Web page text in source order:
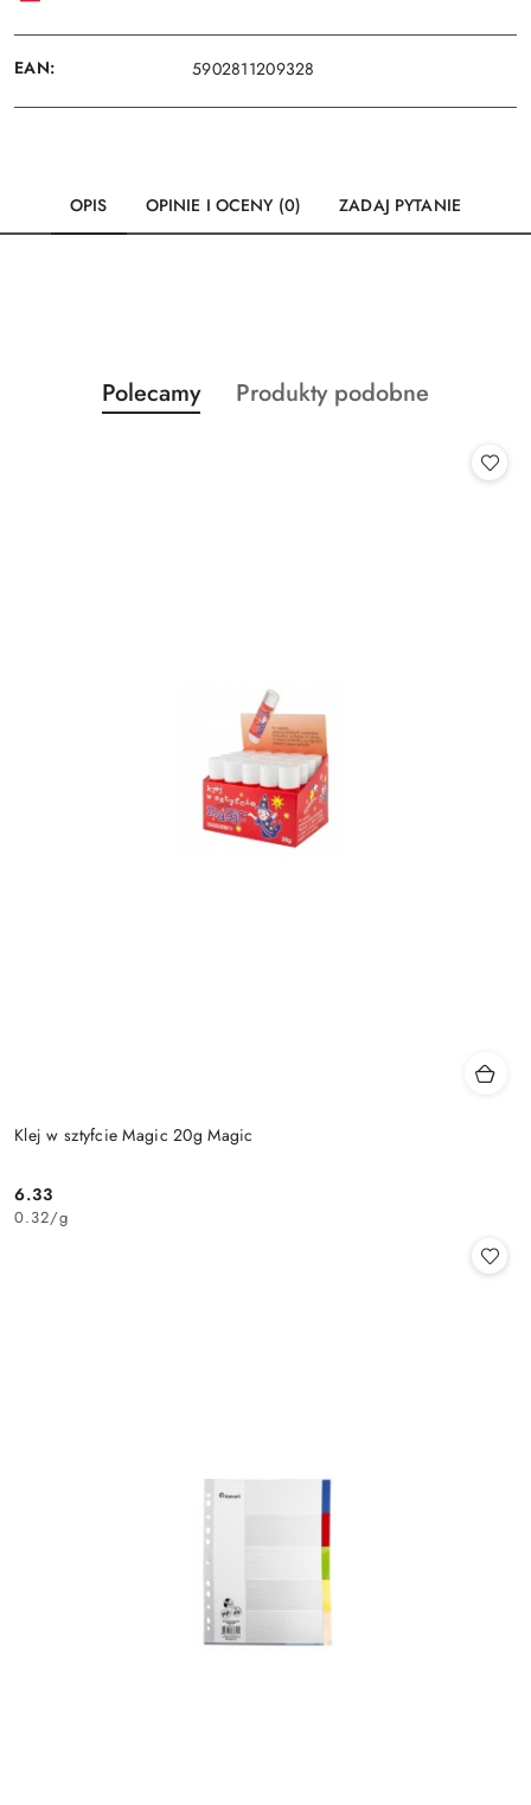
EAN: 5902811209328
OPIS OPINIE I OCENY (0) ZADAJ PYTANIE
Pomiń karuzelę produktów
Produkty
o
Polecamy
Produkty
Produkty podobne
Klej w sztyfcie Magic 20g Magic
Cena:
6.33
0.32/g